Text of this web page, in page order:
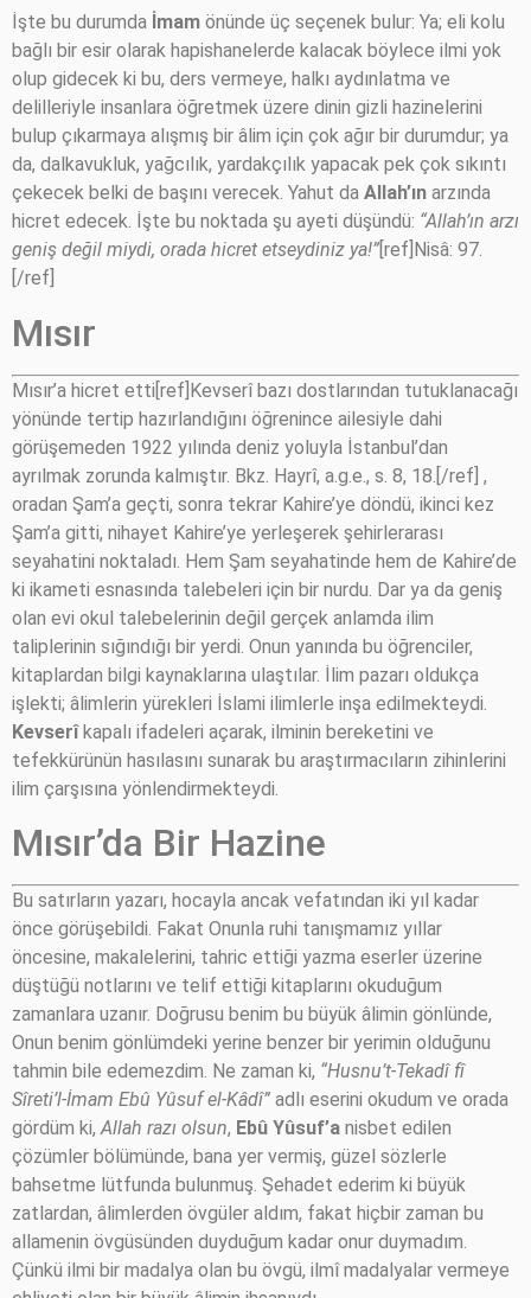
İşte bu durumda İmam önünde üç seçenek bulur: Ya; eli kolu
bağlı bir esir olarak hapishanelerde kalacak böylece ilmi yok
olup gidecek ki bu, ders vermeye, halkı aydınlatma ve
delilleriyle insanlara öğretmek üzere dinin gizli hazinelerini
bulup çıkarmaya alışmış bir âlim için çok ağır bir durumdur; ya
da, dalkavukluk, yağcılık, yardakçılık yapacak pek çok sıkıntı
çekecek belki de başını verecek. Yahut da Allah’ın arzında
hicret edecek. İşte bu noktada şu ayeti düşündü: “Allah’ın arzı
geniş değil miydi, orada hicret etseydiniz ya!” [ref]Nisâ: 97.
[/ref]
Mısır
Mısır’a hicret etti[ref]Kevserî bazı dostlarından tutuklanacağı
yönünde tertip hazırlandığını öğrenince ailesiyle dahi
görüşemeden 1922 yılında deniz yoluyla İstanbul’dan
ayrılmak zorunda kalmıştır. Bkz. Hayrî, a.g.e., s. 8, 18.[/ref] ,
oradan Şam’a geçti, sonra tekrar Kahire’ye döndü, ikinci kez
Şam’a gitti, nihayet Kahire’ye yerleşerek şehirlerarası
seyahatini noktaladı. Hem Şam seyahatinde hem de Kahire’de
ki ikameti esnasında talebeleri için bir nurdu. Dar ya da geniş
olan evi okul talebelerinin değil gerçek anlamda ilim
taliplerinin sığındığı bir yerdi. Onun yanında bu öğrenciler,
kitaplardan bilgi kaynaklarına ulaştılar. İlim pazarı oldukça
işlekti; âlimlerin yürekleri İslami ilimlerle inşa edilmekteydi.
Kevserîkapalı ifadeleri açarak, ilminin bereketini ve
tefekkürünün hasılasını sunarak bu araştırmacıların zihinlerini
ilim çarşısına yönlendirmekteydi.
Mısır’da Bir Hazine
Bu satırların yazarı, hocayla ancak vefatından iki yıl kadar
önce görüşebildi. Fakat Onunla ruhi tanışmamız yıllar
öncesine, makalelerini, tahric ettiği yazma eserler üzerine
düştüğü notlarını ve telif ettiği kitaplarını okuduğum
zamanlara uzanır. Doğrusu benim bu büyük âlimin gönlünde,
Onun benim gönlümdeki yerine benzer bir yerimin olduğunu
tahmin bile edemezdim. Ne zaman ki, “Husnu’t-Tekadî fî
Sîreti’l-İmam Ebû Yûsuf el-Kâdî” adlı eserini okudum ve orada
gördüm ki,Allah razı olsun, Ebû Yûsuf’a nisbet edilen
çözümler bölümünde, bana yer vermiş, güzel sözlerle
bahsetme lütfunda bulunmuş. Şehadet ederim ki büyük
zatlardan, âlimlerden övgüler aldım, fakat hiçbir zaman bu
allamenin övgüsünden duyduğum kadar onur duymadım.
Çünkü ilmi bir madalya olan bu övgü, ilmî madalyalar vermeye